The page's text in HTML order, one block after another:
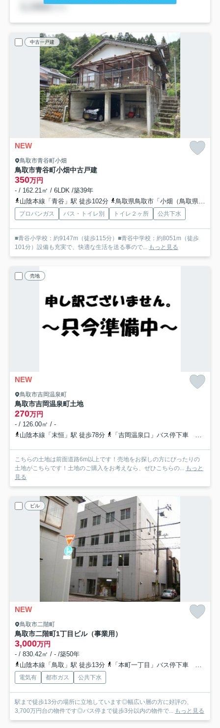
中古一戸建
NEW
鳥取市青谷町小畑
鳥取市青谷町小畑中古戸建
350万円
- / 162.21㎡ / 6LDK /築39年
山陰本線「青谷」駅 徒歩102分
鳥取県鳥取市「小畑（鳥取県）」バス停下車 徒歩2分
プロパンガス バス・トイレ別 トイレ２ヶ所 公共下水
■青谷小学校：約9147m（徒歩115分）■青谷中学校：約8051m（徒歩
101分）設備も充実で、快適な生活を送る事ので... もっと見る
売地
NEW
鳥取市吉岡温泉町
鳥取市吉岡温泉町土地
270万円
- / 126.00㎡ / -
山陰本線「末恒」駅 徒歩78分
「吉岡温泉口」バス停下車 徒歩1分
こちらの土地は前面道路6m以上です！売地をお探しの方にぴったりの
土地がこちらです！土地のご購入をお考えなら、ぜひこちらの... もっと
見る
ビル
NEW
鳥取市二階町
鳥取市二階町1丁目ビル（事業用）
3,000万円
- / 830.42㎡ / - /築50年
山陰本線「鳥取」駅 徒歩13分
「本町一丁目」バス停下車 徒歩3分
電気有 都市ガス 公共下水
駅まで徒歩13分の場所に立地しています◎幅広い層の方に好評の、
3,700万円台の物件です◎バス停まで徒歩3分以内の物件で... もっと見る